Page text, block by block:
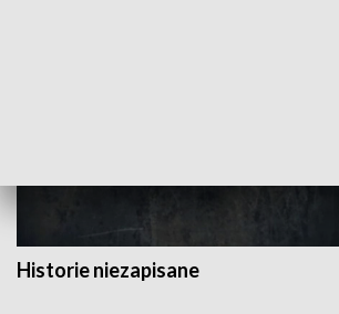
Historie niezapisane